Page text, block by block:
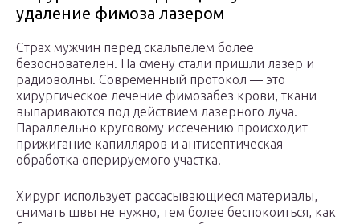
удаление фимоза лазером
Страх мужчин перед скальпелем более
безоснователен. На смену стали пришли лазер и
радиоволны. Современный протокол — это
хирургическое лечение фимозабез крови, ткани
выпариваются под действием лазерного луча.
Параллельно круговому иссечению происходит
прижигание капилляров и антисептическая
обработка оперируемого участка.
Хирург использует рассасывающиеся материалы,
снимать швы не нужно, тем более беспокоиться, как